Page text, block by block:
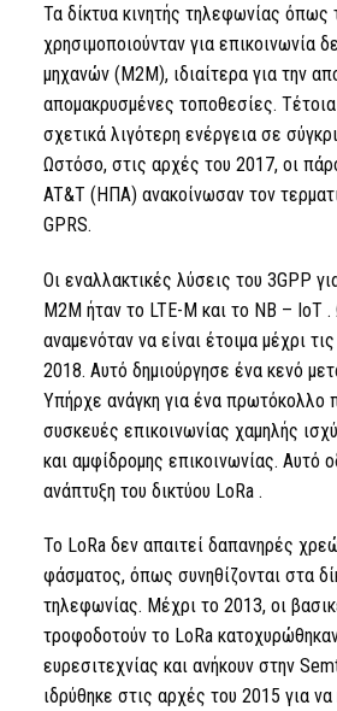
Τα δίκτυα κινητής τηλεφωνίας όπως
χρησιμοποιούνταν για επικοινωνία
μηχανών (M2M), ιδιαίτερα για την
απομακρυσμένες τοποθεσίες.
σχετικά λιγότερη ενέργεια σε
Ωστόσο, στις αρχές του 2017, οι
AT&T (ΗΠΑ) ανακοίνωσαν τον
GPRS.
Οι εναλλακτικές λύσεις του 3GPP
M2M ήταν το LTE-M και το NB – IoT.
αναμενόταν να είναι έτοιμα μέχρι
2018. Αυτό δημιούργησε ένα κενό
Υπήρχε ανάγκη για ένα πρωτόκολλο
συσκευές επικοινωνίας χαμηλής
και αμφίδρομης επικοινωνίας. Αυτό
ανάπτυξη του δικτύου LoRa .
Το LoRaδεν απαιτεί δαπανηρές
φάσματος, όπως συνηθίζονται στα
τηλεφωνίας. Μέχρι το 2013, οι
τροφοδοτούν το LoRa
ευρεσιτεχνίας και ανήκουν στην
ιδρύθηκε στις αρχές του 2015 για